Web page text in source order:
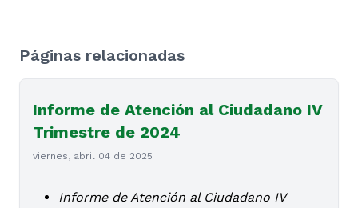
Páginas relacionadas
Informe de Atención al Ciudadano IV
Trimestre de 2024
viernes, abril 04 de 2025
Informe de Atención al Ciudadano IV